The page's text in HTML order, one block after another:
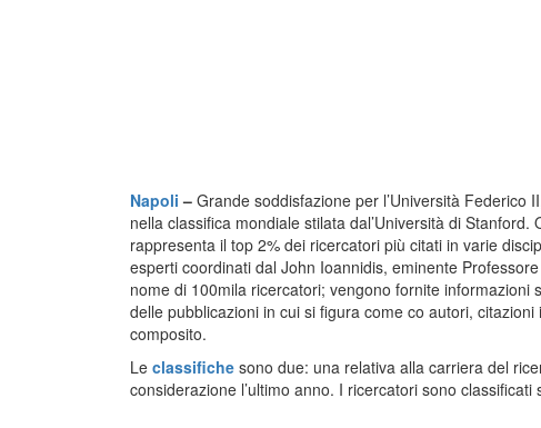
Napoli – Grande soddisfazione per l’Università
nella classifica mondiale stilata dal’Università di
rappresenta il top 2% dei ricercatori più citati in varie
esperti coordinati dal John Ioannidis, eminente
nome di 100mila ricercatori; vengono fornite
delle pubblicazioni in cui si figura come co autori,
composito.
Le classifiche sono due: una relativa alla carriera del
considerazione l’ultimo anno. I ricercatori sono